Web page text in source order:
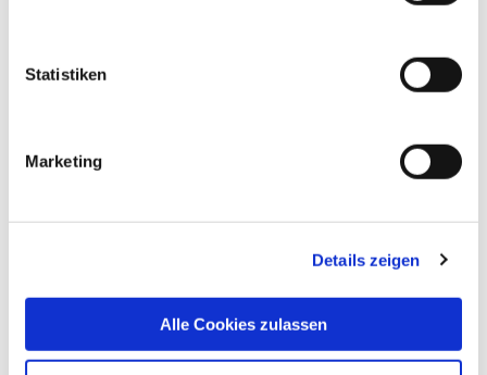
Statistiken
Marketing
Details zeigen
Alle Cookies zulassen
versicherung zu melden und die Fallpauschalen
Angaben unterliegen dem gesetzlichen
Datenschutz, die medizinischen Daten darüber
allgemeinen
und der DRG-
Entgelttarif können in der
Patientenverwaltung eingesehen werden. Den
Kontakt erhalten Sie über unsere